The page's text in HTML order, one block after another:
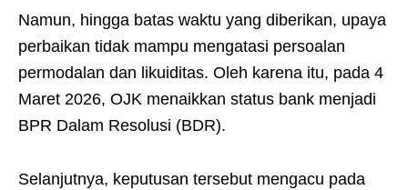
Namun, hingga batas waktu yang diberikan, upaya
perbaikan tidak mampu mengatasi persoalan
permodalan dan likuiditas. Oleh karena itu, pada 4
Maret 2026, OJK menaikkan status bank menjadi
BPR Dalam Resolusi (BDR).
Selanjutnya, keputusan tersebut mengacu pada